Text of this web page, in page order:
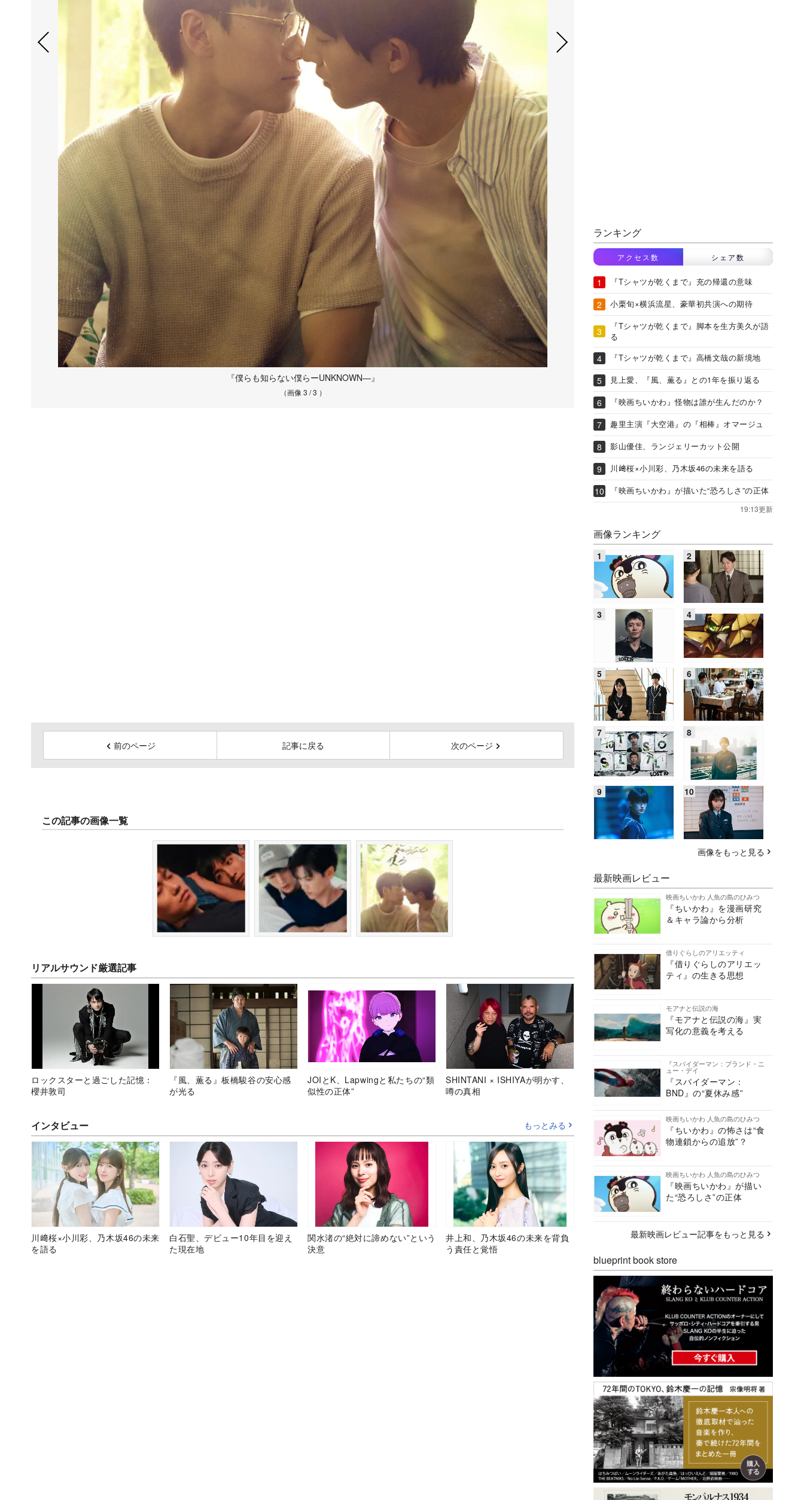
『僕らも知らない僕らーUNKNOWN—』
（画像 3 / 3 ）
前のページ 記事に戻る 次のページ
この記事の画像一覧
リアルサウンド厳選記事
ロックスターと過ごした記憶：
櫻井敦司
『風、薫る』板橋駿谷の安心感
が光る
JOIとK、Lapwingと私たちの“類
似性の正体”
SHINTANI × ISHIYAが明かす、
噂の真相
インタビュー もっとみる
川﨑桜×小川彩、乃木坂46の未来
を語る
白石聖、デビュー10年目を迎え
た現在地
関水渚の“絶対に諦めない”という
決意
井上和、乃木坂46の未来を背負
う責任と覚悟
ランキング
アクセス数 シェア数
『Tシャツが乾くまで』充の帰還の意味
小栗旬×横浜流星、豪華初共演への期待
『Tシャツが乾くまで』脚本を生方美久が語
る
『Tシャツが乾くまで』高橋文哉の新境地
見上愛、『風、薫る』との1年を振り返る
『映画ちいかわ』怪物は誰が生んだのか？
趣里主演『大空港』の『相棒』オマージュ
影山優佳、ランジェリーカット公開
川﨑桜×小川彩、乃木坂46の未来を語る
『映画ちいかわ』が描いた“恐ろしさ”の正体
19:13更新
画像ランキング
画像をもっと見る
最新映画レビュー
映画ちいかわ 人魚の島のひみつ
『ちいかわ』を漫画研究
＆キャラ論から分析
借りぐらしのアリエッティ
『借りぐらしのアリエッ
ティ』の生きる思想
モアナと伝説の海
『モアナと伝説の海』実
写化の意義を考える
『スパイダーマン：ブランド・ニ
ュー・デイ
『スパイダーマン：
BND』の“夏休み感”
映画ちいかわ 人魚の島のひみつ
『ちいかわ』の怖さは“食
物連鎖からの追放”？
映画ちいかわ 人魚の島のひみつ
『映画ちいかわ』が描い
た“恐ろしさ”の正体
最新映画レビュー記事をもっと見る
blueprint book store